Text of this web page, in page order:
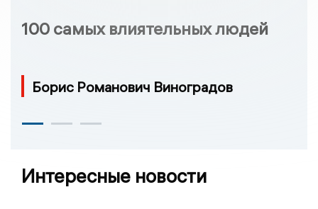
100 самых влиятельных людей
Борис Романович Виноградов
Интересные новости